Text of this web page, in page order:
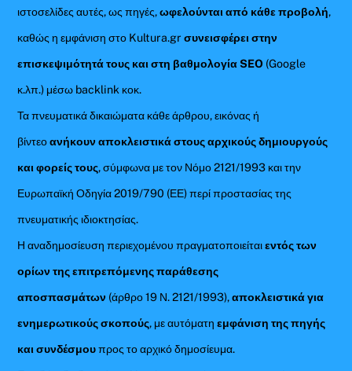
ιστοσελίδες αυτές, ως πηγές,ωφελούνται από κάθε προβολή,
καθώς η εμφάνιση στο Kultura.gr συνεισφέρει στην
επισκεψιμότητά τους και στη βαθμολογία SEO (Google
κ.λπ.) μέσω backlink κοκ.
Τα πνευματικά δικαιώματα κάθε άρθρου, εικόνας ή
βίντεοανήκουν αποκλειστικά στους αρχικούς δημιουργούς
και φορείς τους, σύμφωνα με τον Νόμο 2121/1993 και την
Ευρωπαϊκή Οδηγία 2019/790 (ΕΕ) περί προστασίας της
πνευματικής ιδιοκτησίας.
Η αναδημοσίευση περιεχομένου πραγματοποιείταιεντός των
ορίων της επιτρεπόμενης παράθεσης
αποσπασμάτων (άρθρο 19 Ν. 2121/1993),αποκλειστικά για
ενημερωτικούς σκοπούς, με αυτόματηεμφάνιση της πηγής
και συνδέσμουπρος το αρχικό δημοσίευμα.